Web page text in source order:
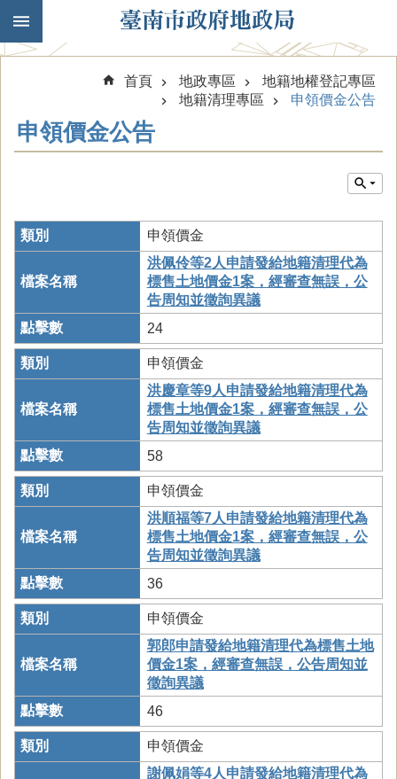
跳到主要內容區塊
首頁 地政專區
地籍地權登記專區
地籍清理專區
申領價金公告
申領價金公告
申領價金
洪佩伶等2人申請發給地籍清理代為
標售土地價金1案，經審查無誤，公
告周知並徵詢異議
24
申領價金
洪慶章等9人申請發給地籍清理代為
標售土地價金1案，經審查無誤，公
告周知並徵詢異議
58
申領價金
洪順福等7人申請發給地籍清理代為
標售土地價金1案，經審查無誤，公
告周知並徵詢異議
36
申領價金
郭郎申請發給地籍清理代為標售土地
價金1案，經審查無誤，公告周知並
徵詢異議
46
申領價金
謝佩娟等4人申請發給地籍清理代為